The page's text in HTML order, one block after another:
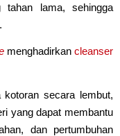
tahan lama, sehingga
menghadirkan cleanser
kotoran secara lembut,
yang dapat membantu
dan pertumbuhan